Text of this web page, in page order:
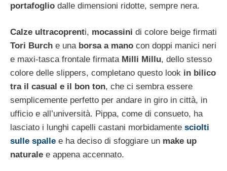
portafoglio dalle dimensioni ridotte, sempre nera.
Calze ultracoprenti, mocassini di colore beige firmati
Tori Burch e una borsa a mano con doppi manici neri
e maxi-tasca frontale firmata Milli Millu, dello stesso
colore delle slippers, completano questo look in bilico
tra il casual e il bon ton, che ci sembra essere
semplicemente perfetto per andare in giro in città, in
ufficio e all’università. Pippa, come di consueto, ha
lasciato i lunghi capelli castani morbidamente sciolti
sulle spalle e ha deciso di sfoggiare un make up
naturale e appena accennato.